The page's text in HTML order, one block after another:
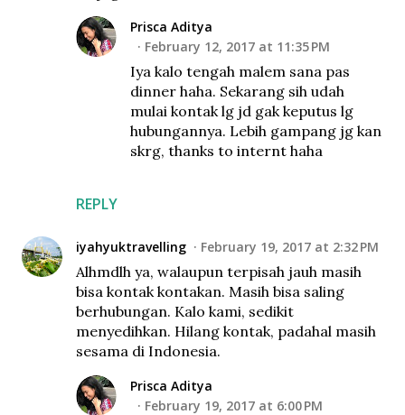
REPLY
Prisca Aditya
February 12, 2017 at 11:35 PM
Iya kalo tengah malem sana pas
dinner haha. Sekarang sih udah
mulai kontak lg jd gak keputus lg
hubungannya. Lebih gampang jg kan
skrg, thanks to internt haha
iyahyuktravelling February 19, 2017 at 2:32 PM
Alhmdlh ya, walaupun terpisah jauh masih
bisa kontak kontakan. Masih bisa saling
berhubungan. Kalo kami, sedikit
menyedihkan. Hilang kontak, padahal masih
sesama di Indonesia.
Prisca Aditya
February 19, 2017 at 6:00 PM